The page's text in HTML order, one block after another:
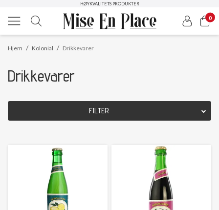
HØYKVALITETS PRODUKTER
0
/
Hjem /
Kolonial Drikkevarer
Drikkevarer
FILTER